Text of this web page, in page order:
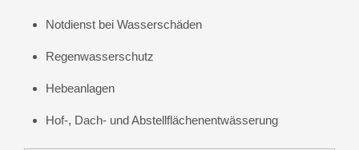
Notdienst bei Wasserschäden
Regenwasserschutz
Hebeanlagen
Hof-, Dach- und Abstellflächenentwässerung